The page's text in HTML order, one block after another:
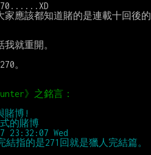
應該都知道賭的是連載十回後的
就重開。
。
指的是271回就是獵人完結篇。